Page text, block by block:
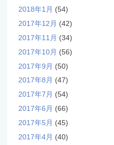
2018年1月 (54)
2017年12月 (42)
2017年11月 (34)
2017年10月 (56)
2017年9月 (50)
2017年8月 (47)
2017年7月 (54)
2017年6月 (66)
2017年5月 (45)
2017年4月 (40)